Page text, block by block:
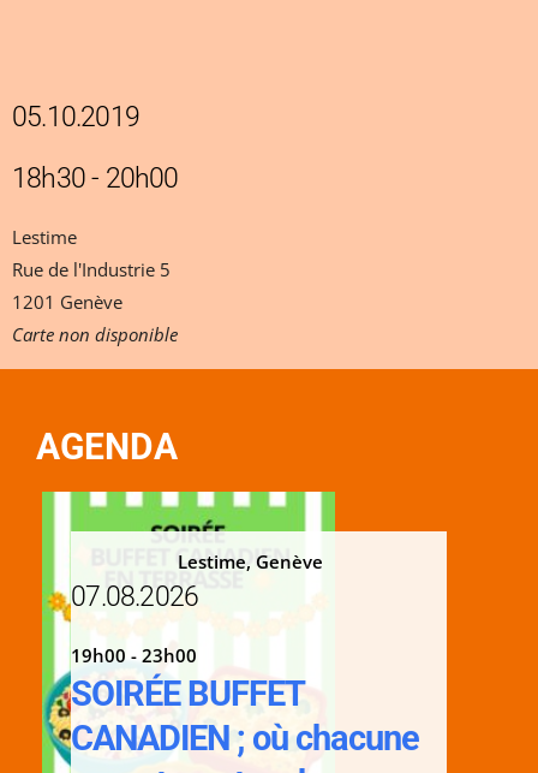
05.10.2019
18h30 - 20h00
Lestime
Rue de l'Industrie 5
1201 Genève
Carte non disponible
AGENDA
Lestime, Genève
07.08.2026
19h00 - 23h00
SOIRÉE BUFFET
CANADIEN ; où chacune